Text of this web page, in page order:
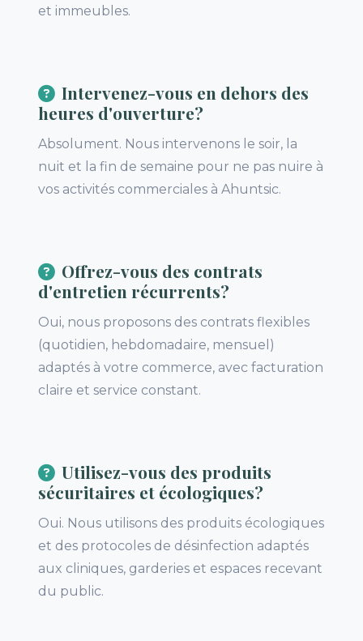
et immeubles.
Intervenez-vous en dehors des
heures d'ouverture?
Absolument. Nous intervenons le soir, la
nuit et la fin de semaine pour ne pas nuire à
vos activités commerciales à Ahuntsic.
Offrez-vous des contrats
d'entretien récurrents?
Oui, nous proposons des contrats flexibles
(quotidien, hebdomadaire, mensuel)
adaptés à votre commerce, avec facturation
claire et service constant.
Utilisez-vous des produits
sécuritaires et écologiques?
Oui. Nous utilisons des produits écologiques
et des protocoles de désinfection adaptés
aux cliniques, garderies et espaces recevant
du public.